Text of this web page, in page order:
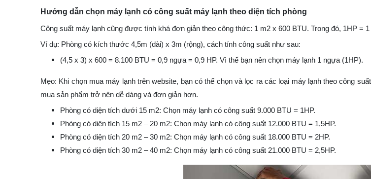
Hướng dẫn chọn máy lạnh có công suất máy lạnh theo diện tích phòng
Công suất máy lạnh cũng được tính khá đơn giản theo công thức: 1 m2 x 600 BTU. Trong đó, 1HP =
Ví dụ: Phòng có kích thước 4,5m (dài) x 3m (rộng), cách tính công suất như sau:
(4,5 x 3) x 600 = 8.100 BTU = 0,9 ngựa = 0,9 HP. Vì thế bạn nên chọn máy lạnh 1 ngựa (1HP).
Mẹo: Khi chọn mua máy lạnh trên website, bạn có thể chọn và lọc ra các loại máy lạnh theo công
mua sản phẩm trở nên dễ dàng và đơn giản hơn.
Phòng có diện tích dưới 15 m2: Chọn máy lạnh có công suất 9.000 BTU = 1HP.
Phòng có diện tích 15 m2 – 20 m2: Chọn máy lạnh có công suất 12.000 BTU = 1,5HP.
Phòng có diện tích 20 m2 – 30 m2: Chọn máy lạnh có công suất 18.000 BTU = 2HP.
Phòng có diện tích 30 m2 – 40 m2: Chọn máy lạnh có công suất 21.000 BTU = 2,5HP.